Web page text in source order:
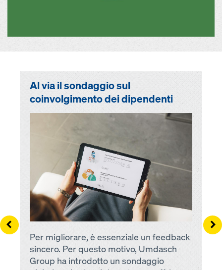
Al via il sondaggio sul
coinvolgimento dei dipendenti
Per migliorare, è essenziale un feedback
sincero. Per questo motivo, Umdasch
Group ha introdotto un sondaggio
Left